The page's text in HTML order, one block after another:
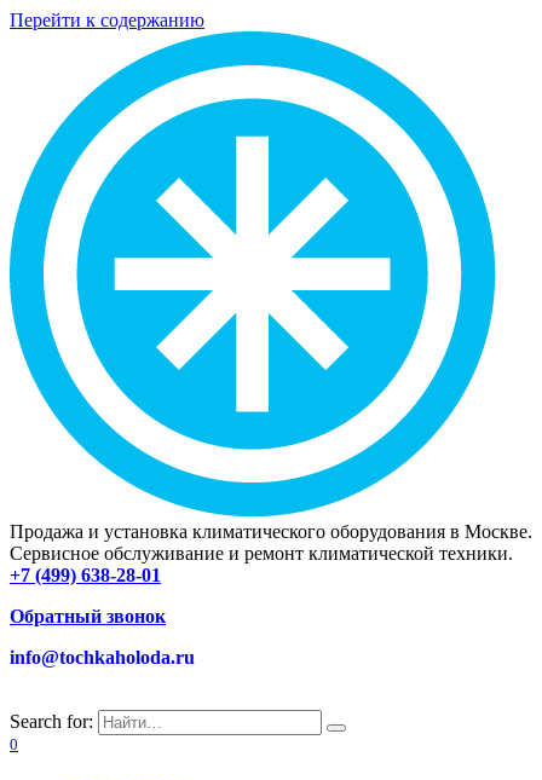
Перейти к содержанию
Продажа и установка климатического оборудования в Москве.
Сервисное обслуживание и ремонт климатической техники.
+7 (499) 638-28-01
Обратный звонок
info@tochkaholoda.ru
Search for:
0